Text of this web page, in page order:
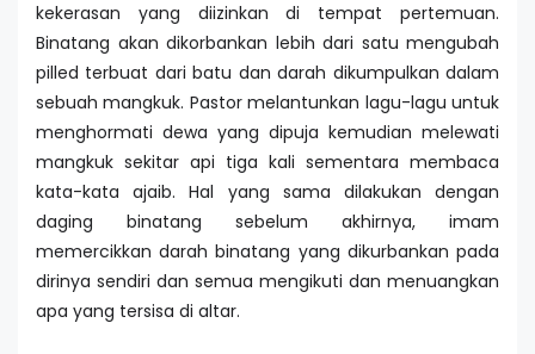
kekerasan yang diizinkan di tempat pertemuan.
Binatang akan dikorbankan lebih dari satu mengubah
pilled terbuat dari batu dan darah dikumpulkan dalam
sebuah mangkuk. Pastor melantunkan lagu-lagu untuk
menghormati dewa yang dipuja kemudian melewati
mangkuk sekitar api tiga kali sementara membaca
kata-kata ajaib. Hal yang sama dilakukan dengan
daging binatang sebelum akhirnya, imam
memercikkan darah binatang yang dikurbankan pada
dirinya sendiri dan semua mengikuti dan menuangkan
apa yang tersisa di altar.